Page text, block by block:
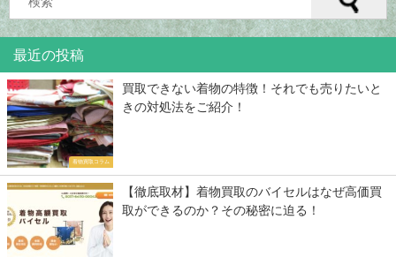
最近の投稿
着物買取コラム
買取できない着物の特徴！それでも売りたいと
きの対処法をご紹介！
【徹底取材】着物買取のバイセルはなぜ高価買
取ができるのか？その秘密に迫る！